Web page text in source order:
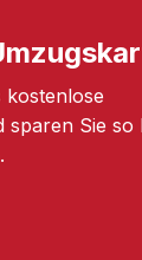
kostenlose
sparen Sie so